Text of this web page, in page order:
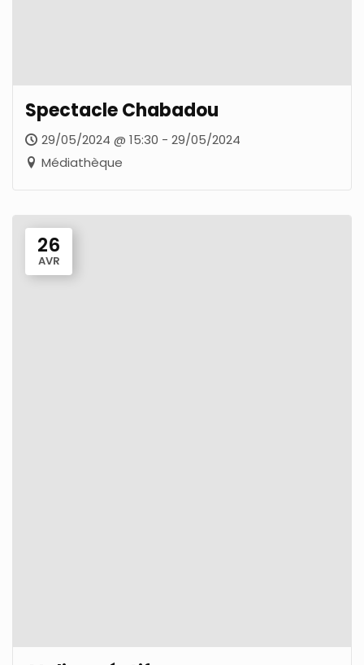
Spectacle Chabadou
29/05/2024 @ 15:30 - 29/05/2024
Médiathèque
26
AVR